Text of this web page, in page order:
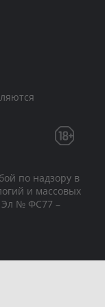
по надзору в
и массовых
Эл № ФС77 –